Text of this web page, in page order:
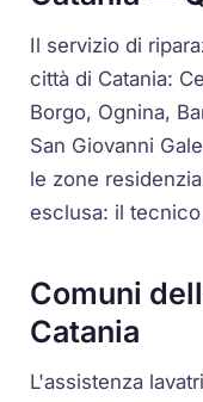
Il servizio di
città di Catania:
Borgo, Ognina,
San Giovanni
le zone
esclusa: il
Comuni
Catania
L'assistenza